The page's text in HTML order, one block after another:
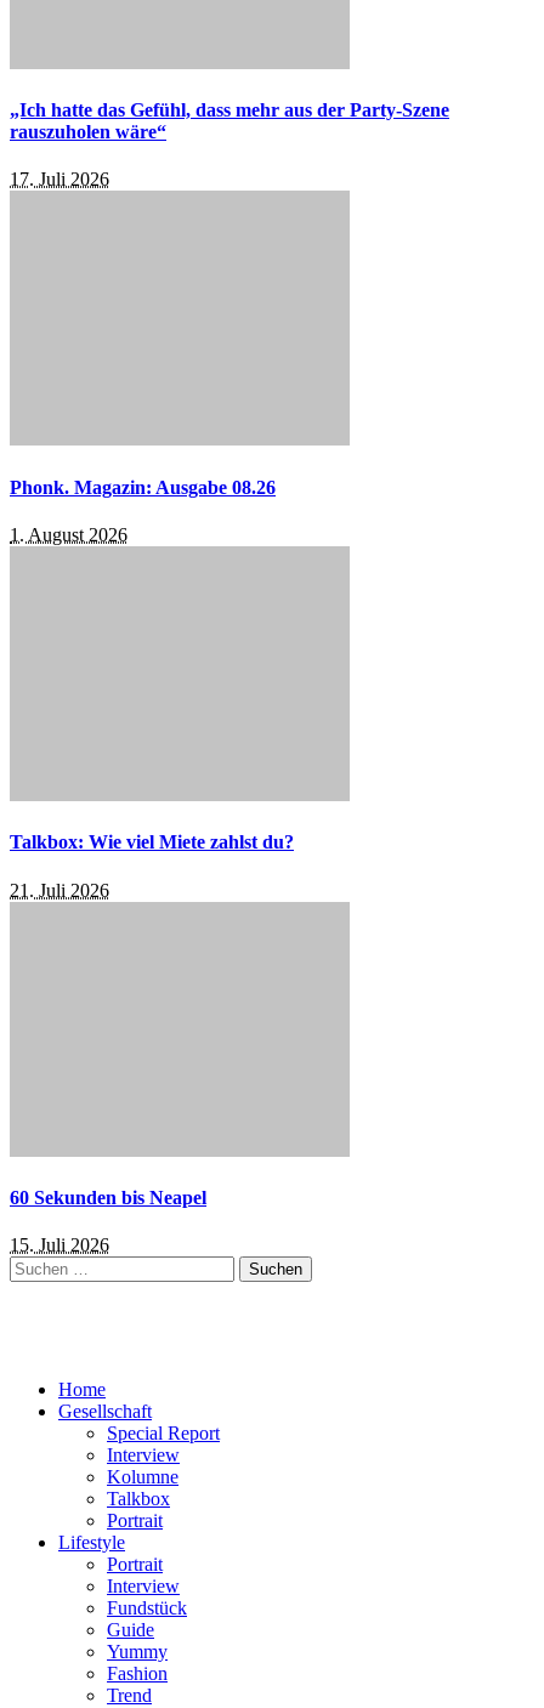
„Ich hatte das Gefühl, dass mehr aus der Party-Szene
rauszuholen wäre“
17. Juli 2026
Phonk. Magazin: Ausgabe 08.26
1. August 2026
Talkbox: Wie viel Miete zahlst du?
21. Juli 2026
60 Sekunden bis Neapel
15. Juli 2026
Suchen
nach:
Home
Gesellschaft
Special Report
Interview
Kolumne
Talkbox
Portrait
Lifestyle
Portrait
Interview
Fundstück
Guide
Yummy
Fashion
Trend